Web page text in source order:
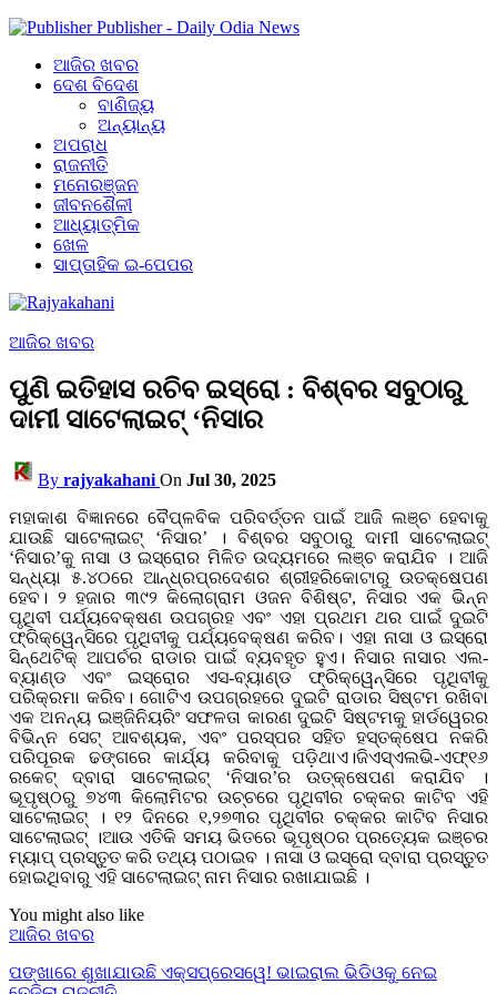
Publisher - Daily Odia News
ଆଜିର ଖବର
ଦେଶ ବିଦେଶ
ବାଣିଜ୍ୟ
ଅନ୍ୟାନ୍ୟ
ଅପରାଧ
ରାଜନୀତି
ମନୋରଞ୍ଜନ
ଜୀବନଶୈଳୀ
ଆଧ୍ୟାତ୍ମିକ
ଖେଳ
ସାପ୍ତାହିକ ଇ-ପେପର
ଆଜିର ଖବର
ପୁଣି ଇତିହାସ ରଚିବ ଇସ୍ରୋ : ବିଶ୍ବର ସବୁଠାରୁ
ଦାମୀ ସାଟେଲାଇଟ୍ ‘ନିସାର
By rajyakahani On Jul 30, 2025
ମହାକାଶ ବିଜ୍ଞାନରେ ବୈପ୍ଳବିକ ପରିବର୍ତ୍ତନ ପାଇଁ ଆଜି ଲଞ୍ଚ ହେବାକୁ
ଯାଉଛି ସାଟେଲାଇଟ୍ ‘ନିସାର’ । ବିଶ୍ବର ସବୁଠାରୁ ଦାମୀ ସାଟେଲାଇଟ୍
‘ନିସାର’କୁ ନାସା ଓ ଇସ୍ରୋର ମିଳିତ ଉଦ୍ୟମରେ ଲଞ୍ଚ କରାଯିବ । ଆଜି
ସନ୍ଧ୍ୟା ୫.୪୦ରେ ଆନ୍ଧ୍ରପ୍ରଦେଶର ଶ୍ରୀହରିକୋଟାରୁ ଉତକ୍ଷେପଣ
ହେବ। ୨ ହଜାର ୩୯୨ କିଲୋଗ୍ରାମ ଓଜନ ବିଶିଷ୍ଟ, ନିସାର ଏକ ଭିନ୍ନ
ପୃଥିବୀ ପର୍ଯ୍ୟବେକ୍ଷଣ ଉପଗ୍ରହ ଏବଂ ଏହା ପ୍ରଥମ ଥର ପାଇଁ ଦୁଇଟି
ଫ୍ରିକ୍ୱେନ୍ସିରେ ପୃଥିବୀକୁ ପର୍ଯ୍ୟବେକ୍ଷଣ କରିବ। ଏହା ନାସା ଓ ଇସ୍ରୋ
ସିନ୍ଥେଟିକ୍ ଆପର୍ଚର ରାଡାର ପାଇଁ ବ୍ୟବହୃତ ହୁଏ। ନିସାର ନାସାର ଏଲ-
ବ୍ୟାଣ୍ଡ ଏବଂ ଇସ୍ରୋର ଏସ-ବ୍ୟାଣ୍ଡ ଫ୍ରିକ୍ୱେନ୍ସିରେ ପୃଥିବୀକୁ
ପରିକ୍ରମା କରିବ। ଗୋଟିଏ ଉପଗ୍ରହରେ ଦୁଇଟି ରାଡାର ସିଷ୍ଟମ ରଖିବା
ଏକ ଅନନ୍ୟ ଇଞ୍ଜିନିୟରିଂ ସଫଳତା କାରଣ ଦୁଇଟି ସିଷ୍ଟମକୁ ହାର୍ଡୱେରର
ବିଭିନ୍ନ ସେଟ୍ ଆବଶ୍ୟକ, ଏବଂ ପରସ୍ପର ସହିତ ହସ୍ତକ୍ଷେପ ନକରି
ପରିପୂରକ ଢଙ୍ଗରେ କାର୍ଯ୍ୟ କରିବାକୁ ପଡ଼ିଥାଏ।ଜିଏସ୍‌ଏଲଭି-ଏଫ୍୧୬
ରକେଟ୍‌ ଦ୍ବାରା ସାଟେଲାଇଟ୍ ‘ନିସାର’ର ଉତ୍‌କ୍ଷେପଣ କରାଯିବ ।
ଭୂପୃଷ୍ଠରୁ ୭୪୩ କିଲୋମିଟର ଉଚ୍ଚରେ ପୃଥିବୀର ଚକ୍କର କାଟିବ ଏହି
ସାଟେଲାଇଟ୍ । ୧୨ ଦିନରେ ୧,୨୭୩ର ପୃଥିବୀର ଚକ୍କର କାଟିବ ନିସାର
ସାଟେଲାଇଟ୍ ।ଆଉ ଏତିକି ସମୟ ଭିତରେ ଭୂପୃଷ୍ଠର ପ୍ରତ୍ୟେକ ଇଞ୍ଚର
ମ୍ୟାପ୍‌ ପ୍ରସ୍ତୁତ କରି ତଥ୍ୟ ପଠାଇବ । ନାସା ଓ ଇସ୍ରୋ ଦ୍ବାରା ପ୍ରସ୍ତୁତ
ହୋଇଥିବାରୁ ଏହି ସାଟେଲାଇଟ୍ ନାମ ନିସାର ରଖାଯାଇଛି ।
You might also like
ଆଜିର ଖବର
ପଙ୍ଖାରେ ଶୁଖାଯାଉଛି ଏକ୍ସପ୍ରେସୱେ! ଭାଇରାଲ ଭିଡିଓକୁ ନେଇ